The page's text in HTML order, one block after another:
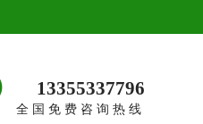
13355337796
全国免费咨询热线